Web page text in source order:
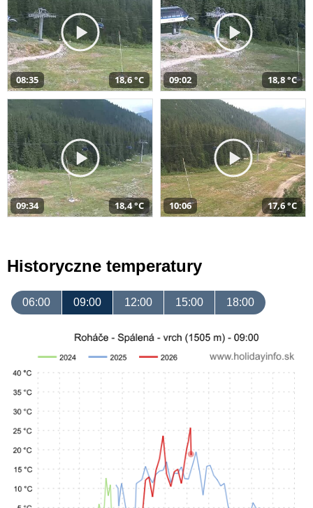
08:35 18,6 °C 09:02 18,8 °C
09:34 18,4 °C 10:06 17,6 °C
Historyczne temperatury
06:00 09:00 12:00 15:00 18:00